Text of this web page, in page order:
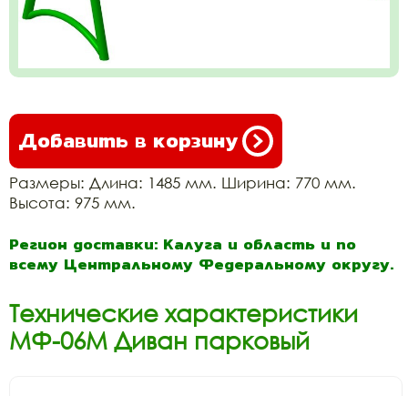
Добавить в корзину
Размеры: Длина: 1485 мм. Ширина: 770 мм.
Высота: 975 мм.
Регион доставки: Калуга и область и по
всему Центральному Федеральному округу.
Технические характеристики
МФ-06М Диван парковый